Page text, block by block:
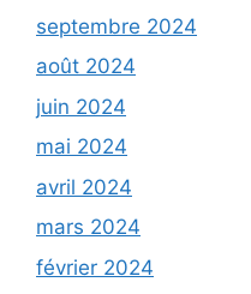
septembre 2024
août 2024
juin 2024
mai 2024
avril 2024
mars 2024
février 2024